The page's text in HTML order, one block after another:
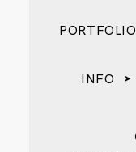
PORTFOLIO
INFO